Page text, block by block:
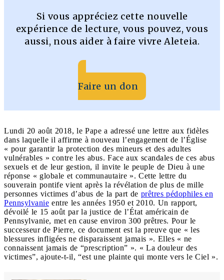
Si vous appréciez cette nouvelle
expérience de lecture, vous pouvez, vous
aussi, nous aider à faire vivre Aleteia.
Faire un don
Lundi 20 août 2018, le Pape a adressé une lettre aux fidèles
dans laquelle il affirme à nouveau l’engagement de l’Église
« pour garantir la protection des mineurs et des adultes
vulnérables » contre les abus. Face aux scandales de ces abus
sexuels et de leur gestion, il invite le peuple de Dieu à une
réponse « globale et communautaire ». Cette lettre du
souverain pontife vient après la révélation de plus de mille
personnes victimes d’abus de la part de prêtres pédophiles en
Pennsylvanie entre les années 1950 et 2010. Un rapport,
dévoilé le 15 août par la justice de l’État américain de
Pennsylvanie, met en cause environ 300 prêtres. Pour le
successeur de Pierre, ce document est la preuve que « les
blessures infligées ne disparaissent jamais ». Elles « ne
connaissent jamais de “prescription” ». « La douleur des
victimes”, ajoute-t-il, “est une plainte qui monte vers le Ciel ».